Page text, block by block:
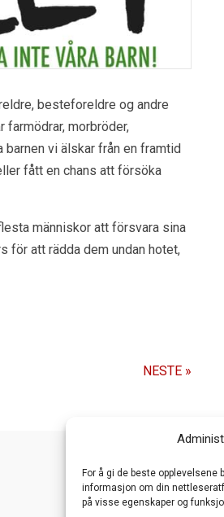
For å gi de beste opplevelsene
informasjon om din
på visse egenskaper og
besteforeldre og andre
morbröder,
barnen vi älskar från en framtid
fått en chans att försöka
människor att försvara sina
för att rädda dem undan hotet,
NESTE »